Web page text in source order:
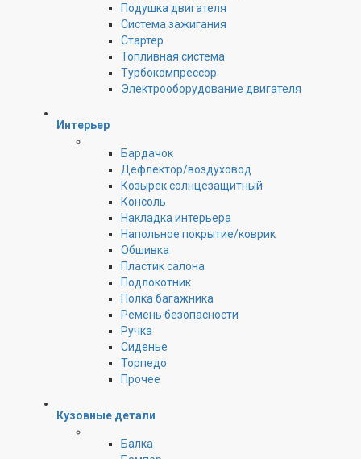
Подушка двигателя
Система зажигания
Стартер
Топливная система
Турбокомпрессор
Электрооборудование двигателя
Интерьер
Бардачок
Дефлектор/воздуховод
Козырек солнцезащитный
Консоль
Накладка интерьера
Напольное покрытие/коврик
Обшивка
Пластик салона
Подлокотник
Полка багажника
Ремень безопасности
Ручка
Сиденье
Торпедо
Прочее
Кузовные детали
Балка